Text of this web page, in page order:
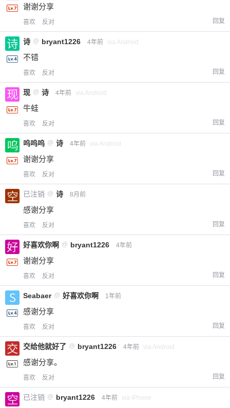
谢谢分享
喜欢 反对 回复
诗 @ bryant1226 4年前 via Android
不错
喜欢 反对 回复
现 @ 诗 4年前 via Android
牛蛙
喜欢 反对 回复
呜呜呜 @ 诗 4年前 via Android
谢谢分享
喜欢 反对 回复
已注销 @ 诗 8月前
感谢分享
喜欢 反对 回复
好喜欢你啊 @ bryant1226 4年前
谢谢分享
喜欢 反对 回复
Seabaer @ 好喜欢你啊 1年前
感谢分享
喜欢 反对 回复
交给他就好了 @ bryant1226 4年前 via Android
感谢分享。
喜欢 反对 回复
已注销 @ bryant1226 4年前 via iPhone